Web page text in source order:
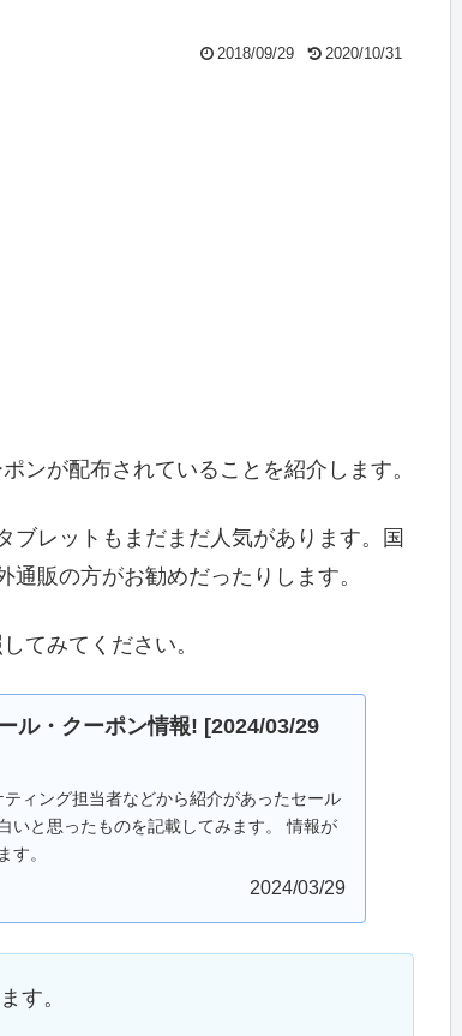
2018/09/29 2020/10/31
ンが配布されていることを紹介します。
ブレットもまだまだ人気があります。国
販の方がお勧めだったりします。
てみてください。
ル・クーポン情報! [2024/03/29
ィング担当者などから紹介があったセール
いと思ったものを記載してみます。 情報が
す。
2024/03/29
す。